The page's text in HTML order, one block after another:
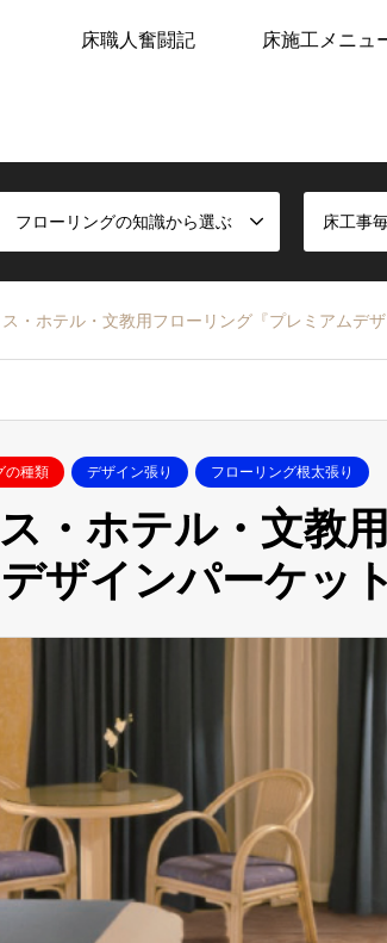
床職人奮闘記 床施工メニュ
フローリングの知識から選ぶ 床工事
・ホテル・文教用フローリング『プレミアムデザ
の種類 デザイン張り フローリング根太張り
・ホテル・文教
ザインパーケット